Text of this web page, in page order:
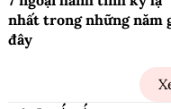
nhất trong những năm
đây